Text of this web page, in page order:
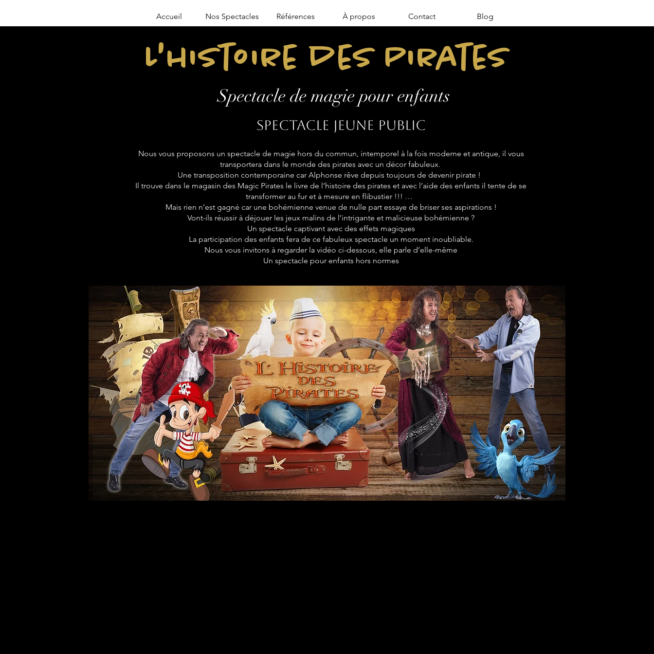
Accueil Nos Spectacles Références À propos Contact Blog
L'histoire des Pirates
Spectacle de magie pour enfants
Spectacle jeune public
Nous vous proposons un spectacle de magie hors du commun, intemporel à la fois moderne et antique, il vous
transportera dans le monde des pirates avec un décor fabuleux.
Une transposition contemporaine car Alphonse rêve depuis toujours de devenir pirate !
Il trouve dans le magasin des Magic Pirates le livre de l’histoire des pirates et avec l’aide des enfants il tente de se
transformer au fur et à mesure en flibustier !!! …
Mais rien n’est gagné car une bohémienne venue de nulle part essaye de briser ses aspirations !
Vont-ils réussir à déjouer les jeux malins de l’intrigante et malicieuse bohémienne ?
Un spectacle captivant avec des effets magiques
La participation des enfants fera de ce fabuleux spectacle un moment inoubliable.
Nous vous invitons à regarder la vidéo ci-dessous, elle parle d’elle-même
Un spectacle pour enfants hors normes